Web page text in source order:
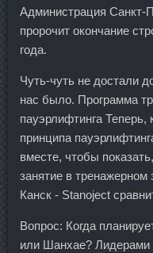
Администрация Санкт-
пророчит окончание
года.
Чуть-чуть не достали
нас было. Программа
пауэрлифтинга Теперь,
принципа
вместе, чтобы
занятие в
Канск - Stanoject
Вопрос: Когда
или Шанхае? Лидерами